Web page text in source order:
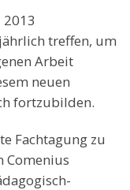
treffen, um
Arbeit
neuen
fortzubilden.
Fachtagung zu
Comenius